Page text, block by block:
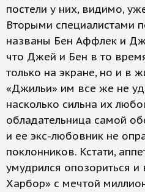
постели у них, видимо,
Вторыми специалистами
названы Бен Аффлек и
что Джей и Бен в то
только на экране, но и в
«Джильи» им все же не
насколько сильна их
обладательница самой
и ее экс-любовник не
поклонников. Кстати,
умудрился опозориться
Харбор» с мечтой